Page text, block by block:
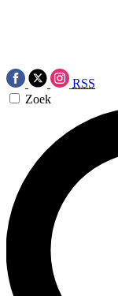
RSS
Zoek